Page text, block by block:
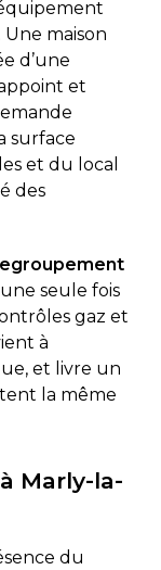
maison
d’une
et
surface
et du local
des
seule fois
gaz et
à
et livre un
la même
Marly-la-
du